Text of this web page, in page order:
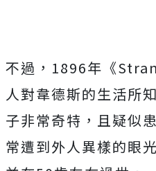
不過，1896年《
人對韋德斯的生活所
子非常奇特，且疑似
常遭到外人異樣的眼